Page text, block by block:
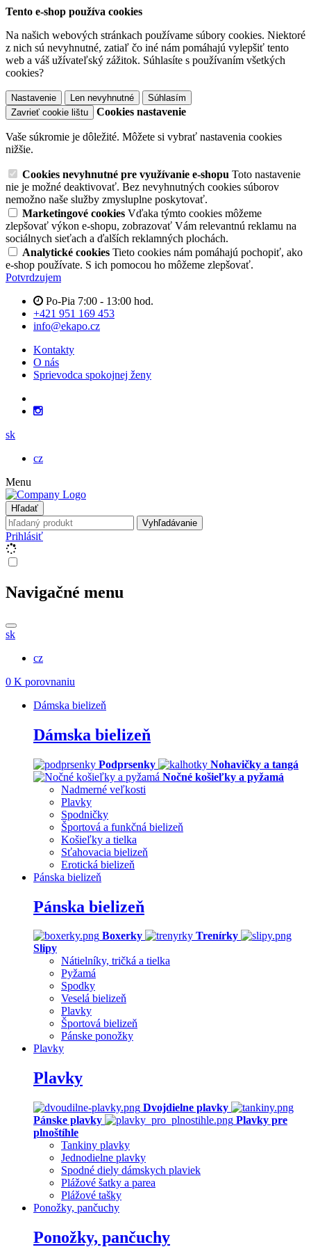
Tento e-shop používa cookies
Na našich webových stránkach používame súbory cookies. Niektoré
z nich sú nevyhnutné, zatiaľ čo iné nám pomáhajú vylepšiť tento
web a váš užívateľský zážitok. Súhlasíte s používaním všetkých
cookies?
Nastavenie Len nevyhnutné
Súhlasím
Zavrieť cookie lištu
Cookies nastavenie
Vaše súkromie je dôležité. Môžete si vybrať nastavenia cookies
nižšie.
Cookies nevyhnutné pre využívanie e-shopu Toto nastavenie
nie je možné deaktivovať. Bez nevyhnutných cookies súborov
nemožno naše služby zmysluplne poskytovať.
Marketingové cookies Vďaka týmto cookies môžeme
zlepšovať výkon e-shopu, zobrazovať Vám relevantnú reklamu na
sociálnych sieťach a ďalších reklamných plochách.
Analytické cookies Tieto cookies nám pomáhajú pochopiť, ako
e-shop používate. S ich pomocou ho môžeme zlepšovať.
Potvrdzujem
Po-Pia 7:00 - 13:00 hod.
+421 951 169 453
info@ekapo.cz
Kontakty
O nás
Sprievodca spokojnej ženy
sk
cz
Menu
Hľadať
Vyhľadávanie
Prihlásiť
Navigačné menu
sk
cz
0 K porovnaniu
Dámska bielizeň
Dámska bielizeň
Podprsenky
Nohavičky a tangá
Nočné košieľky a pyžamá
Nadmerné veľkosti
Plavky
Spodničky
Športová a funkčná bielizeň
Košieľky a tielka
Sťahovacia bielizeň
Erotická bielizeň
Pánska bielizeň
Pánska bielizeň
Boxerky
Trenírky
Slipy
Nátielníky, tričká a tielka
Pyžamá
Spodky
Veselá bielizeň
Plavky
Športová bielizeň
Pánske ponožky
Plavky
Plavky
Dvojdielne plavky
Pánske plavky
Plavky pre
plnoštíhle
Tankiny plavky
Jednodielne plavky
Spodné diely dámskych plaviek
Plážové šatky a parea
Plážové tašky
Ponožky, pančuchy
Ponožky, pančuchy